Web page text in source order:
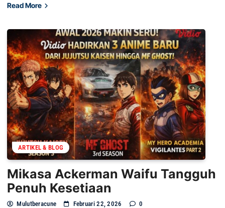
Read More
ARTIKEL & BLOG
Mikasa Ackerman Waifu Tangguh
Penuh Kesetiaan
Mulutberacune Februari 22, 2026 0